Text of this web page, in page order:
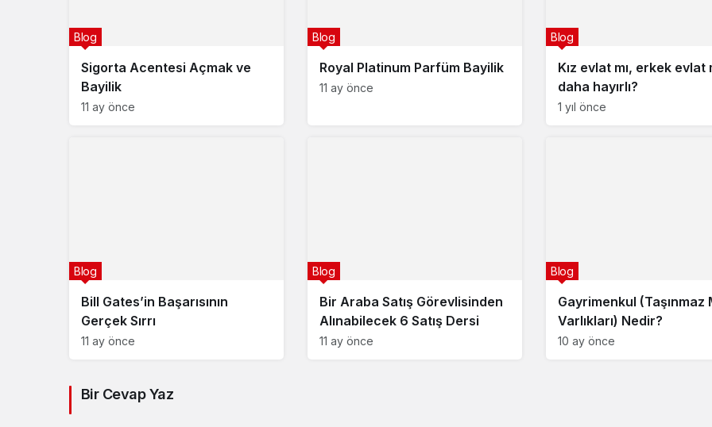
Sigorta Acentesi Açmak ve
Bayilik
Blog
11 ay önce
Royal Platinum Parfüm Bayilik
Blog
11 ay önce
Kız evlat mı, erkek evlat
daha hayırlı?
Blog
1 yıl önce
Bill Gates’in Başarısının
Gerçek Sırrı
Blog
11 ay önce
Bir Araba Satış Görevlisinden
Alınabilecek 6 Satış Dersi
Blog
11 ay önce
Gayrimenkul (Taşınmaz
Varlıkları) Nedir?
Blog
10 ay önce
Bir Cevap Yaz